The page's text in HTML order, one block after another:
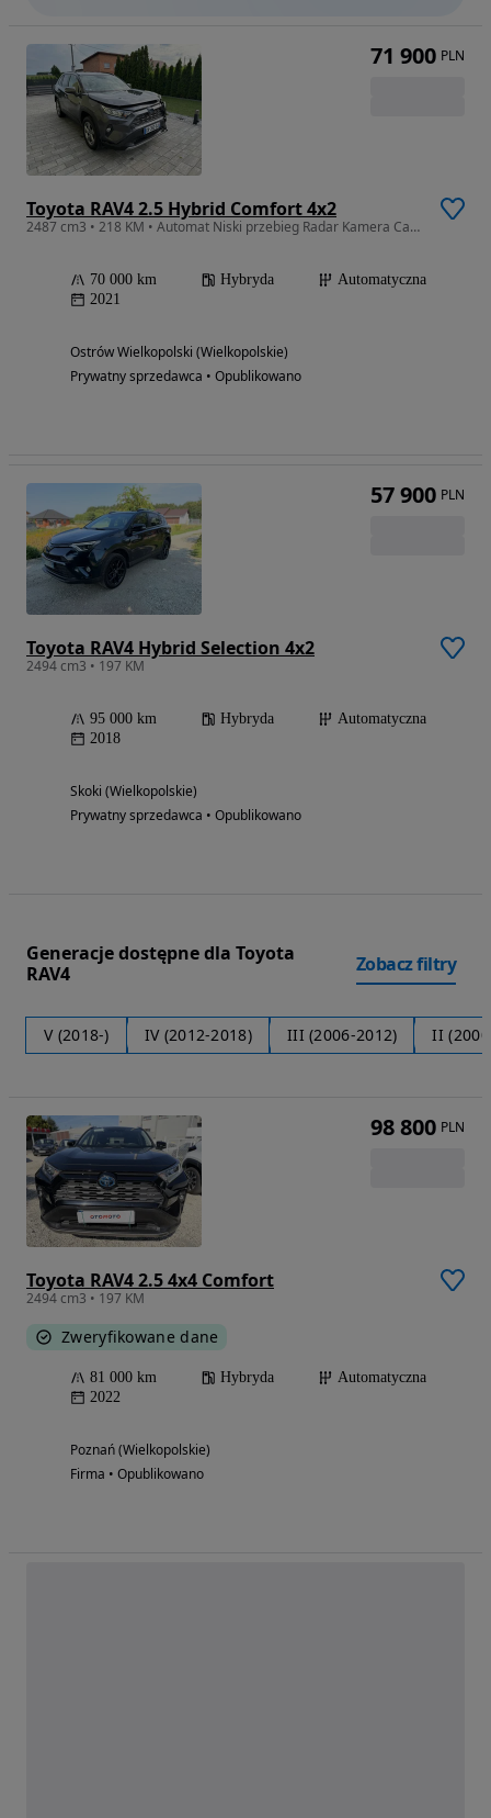
Toyota RAV4 2.5 Hybrid Comfort 4x2
2487 cm3 • 218 KM • Automat Niski przebieg Radar Kamera Carplay
70 000 km Hybryda
Automatyczna
2021
Ostrów Wielkopolski (Wielkopolskie)
Prywatny sprzedawca • Opublikowano
71 900 PLN
Toyota RAV4 Hybrid Selection 4x2
2494 cm3 • 197 KM
95 000 km Hybryda
Automatyczna
2018
Skoki (Wielkopolskie)
Prywatny sprzedawca • Opublikowano
57 900 PLN
Generacje dostępne dla Toyota
RAV4
Zobacz filtry
V (2018-) IV (2012-2018) III (2006-2012) II
Toyota RAV4 2.5 4x4 Comfort
2494 cm3 • 197 KM
Zweryfikowane dane
81 000 km Hybryda
Automatyczna
2022
Poznań (Wielkopolskie)
Firma • Opublikowano
98 800 PLN